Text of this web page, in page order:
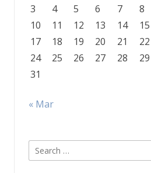
3
4 5 6 7 8
10
11 12 13 14 15
17
18 19 20 21 22
24
25 26 27 28 29
31
« Mar
Search
for: